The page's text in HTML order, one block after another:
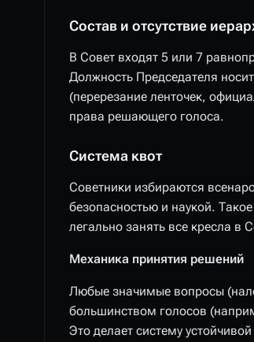
Состав и отсутствие
В Совет входят 5 или 7
Должность Председателя
(перерезание ленточек,
права решающего голоса.
Система квот
Советники избираются
безопасностью и наукой.
легально занять все кресла в
Механика принятия решений
Любые значимые вопросы
большинством голосов
Это делает систему